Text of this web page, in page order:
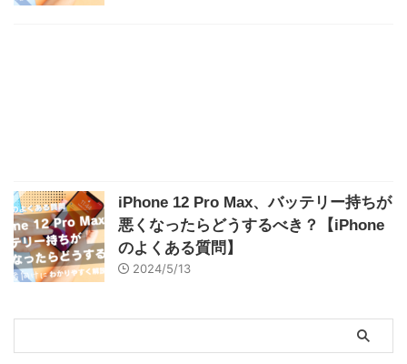
iPhone 12 Pro Max、バッテリー持ちが
悪くなったらどうするべき？【iPhone
のよくある質問】
2024/5/13